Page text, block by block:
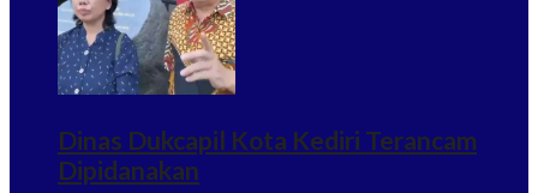
Dinas Dukcapil Kota Kediri Terancam
Dipidanakan